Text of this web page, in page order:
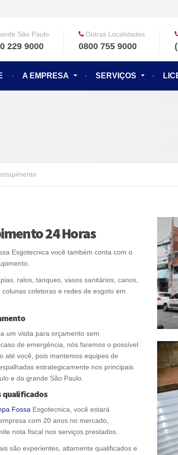
A EMPRESA SERVIÇOS
São Paulo
229 9000
Outras Localidades
0800 755 9000
24 Horas
Esgotecnica você também conta com o
ralos, tanques, vasos sanitários, canos,
coletoras e redes de esgoto em
um visita para orçamento sem
de emergência, nós faremos o possível
até você, pois mantemos equipes de
estrategicamente nos principais
e da grande São Paulo.
qualificados
Fossa Esgotecnica, você estará
com 20 anos no mercado,
nota fiscal nos serviços prestados.
são experientes, altamente qualificados e